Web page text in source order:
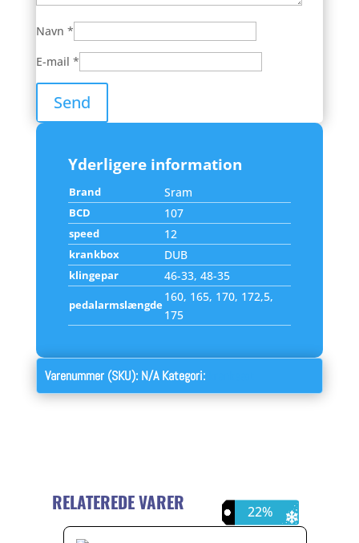
Navn *
E-mail *
Yderligere information
Brand Sram
BCD 107
speed 12
krankbox DUB
klingepar 46-33, 48-35
pedalarmslængde
160, 165, 170, 172,5,
175
Varenummer (SKU): N/A Kategori:
RELATEREDE VARER 12%
16%
22%